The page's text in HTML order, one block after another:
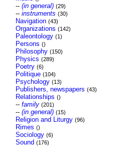
-- (in general) (29)
-- instruments (30)
Navigation (43)
Organizations (142)
Paleontology (1)
Persons ()
Philosophy (150)
Physics (289)
Poetry (6)
Politique (104)
Psychology (13)
Publishers, newspapers (43)
Relationships ()
-- family (201)
-- (in general) (15)
Religion and Liturgy (96)
Rimes ()
Sociology (6)
Sound (176)